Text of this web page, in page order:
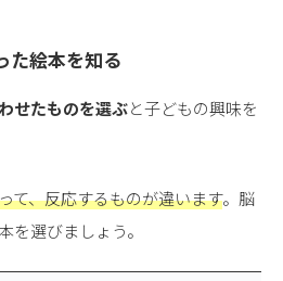
た絵本を知る
せたものを選ぶと子どもの興味を
て、反応するものが違います。脳
を選びましょう。